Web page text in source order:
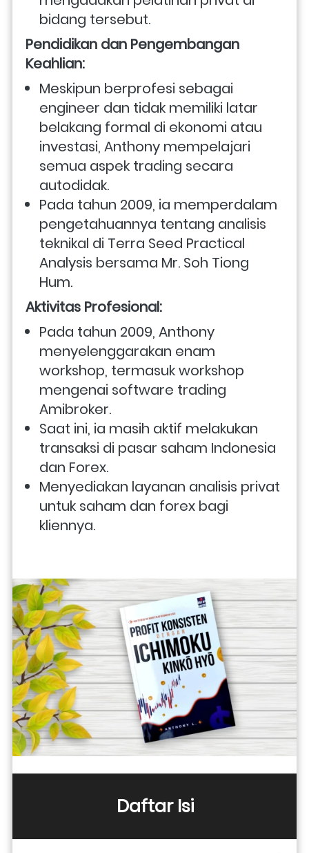
bidang tersebut.
Pendidikan dan Pengembangan
Keahlian:
Meskipun berprofesi sebagai
engineer dan tidak memiliki latar
belakang formal di ekonomi atau
investasi, Anthony mempelajari
semua aspek trading secara
autodidak.
Pada tahun 2009, ia memperdalam
pengetahuannya tentang analisis
teknikal di Terra Seed Practical
Analysis bersama Mr. Soh Tiong
Hum.
Aktivitas Profesional:
Pada tahun 2009, Anthony
menyelenggarakan enam
workshop, termasuk workshop
mengenai software trading
Amibroker.
Saat ini, ia masih aktif melakukan
transaksi di pasar saham Indonesia
dan Forex.
Menyediakan layanan analisis privat
untuk saham dan forex bagi
kliennya.
Daftar Isi